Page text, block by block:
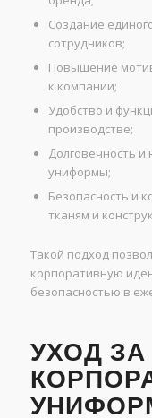
Создание
сотрудников;
Повышение
к компании;
Удобство и
производстве;
Долговечность
униформы;
Безопасность и
тканям и
Такой подход
корпоративную
безопасностью в
УХОД ЗА